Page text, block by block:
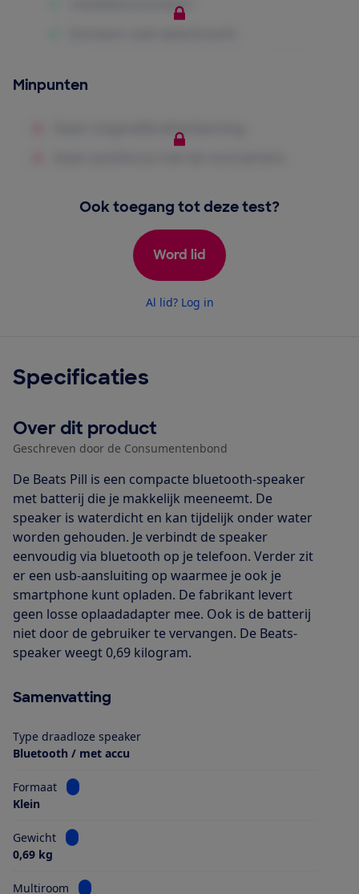
Minpunten
Ook toegang tot deze test?
Word lid
Al lid? Log in
Specificaties
Over dit product
Geschreven door de Consumentenbond
De Beats Pill is een compacte bluetooth-speaker
met batterij die je makkelijk meeneemt. De
speaker is waterdicht en kan tijdelijk onder water
worden gehouden. Je verbindt de speaker
eenvoudig via bluetooth op je telefoon. Verder zit
er een usb-aansluiting op waarmee je ook je
smartphone kunt opladen. De fabrikant levert
geen losse oplaadadapter mee. Ook is de batterij
niet door de gebruiker te vervangen. De Beats-
speaker weegt 0,69 kilogram.
Samenvatting
Type draadloze speaker
Bluetooth / met accu
Formaat
Bekijk informatie voor Formaat
Klein
Gewicht
Bekijk informatie voor Gewicht
0,69 kg
Multiroom Bekijk informatie voor Multiroom